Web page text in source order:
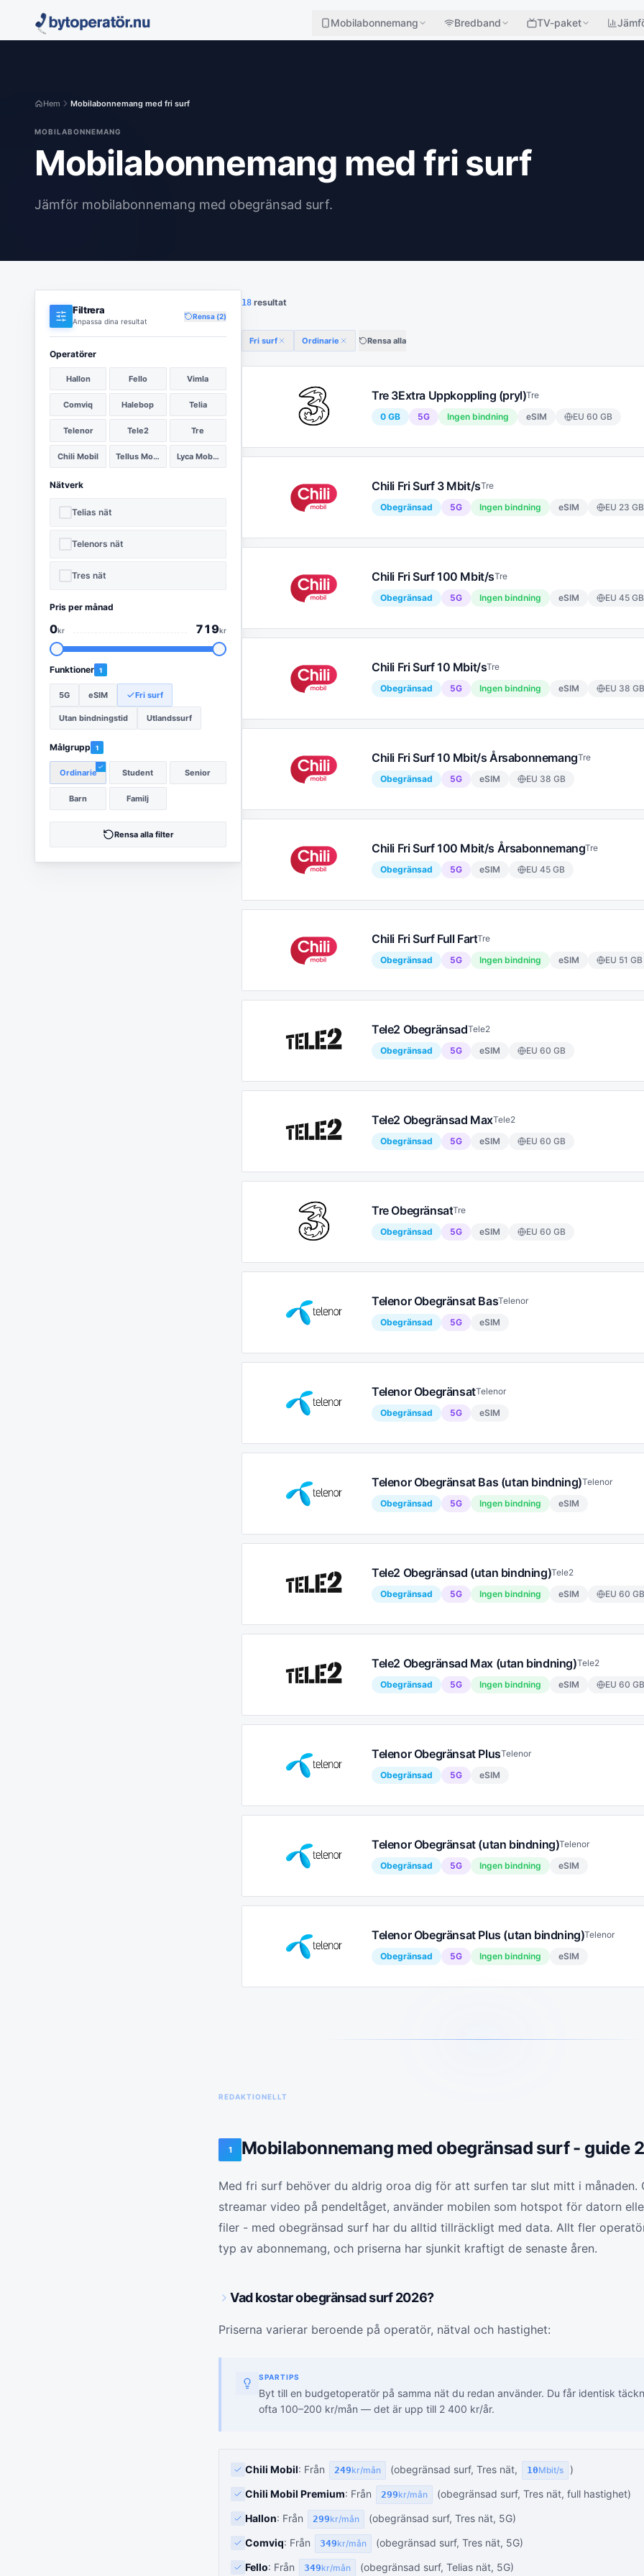
Mobilabonnemang Bredband TV-paket
Hem Mobilabonnemang med fri surf
MOBILABONNEMANG
Mobilabonnemang med fri surf
Jämför mobilabonnemang med obegränsad surf.
Filtrera
Anpassa dina resultat
Rensa (2)
Operatörer
Hallon Fello Vimla
Comviq Halebop Telia
Telenor Tele2 Tre
Chili Mobil Tellus Mobil Lyca Mobile
Nätverk
Telias nät
Telenors nät
Tres nät
Pris per månad
0kr 719kr
Funktioner 1
5G eSIM Fri surf
Utan bindningstid Utlandssurf
Målgrupp 1
Ordinarie Student Senior
Barn Familj
Rensa alla filter
18 resultat
Fri surf Ordinarie Rensa alla
Tre 3Extra Uppkoppling (pryl)Tre
0 GB
5G Ingen bindning eSIM EU 60 GB
Chili Fri Surf 3 Mbit/sTre
Obegränsad
5G Ingen bindning eSIM EU 23 GB
Chili Fri Surf 100 Mbit/sTre
Obegränsad
5G Ingen bindning eSIM EU 45 GB
Chili Fri Surf 10 Mbit/sTre
Obegränsad
5G Ingen bindning eSIM EU 38 GB
Chili Fri Surf 10 Mbit/s ÅrsabonnemangTre
Obegränsad
5G eSIM EU 38 GB
Chili Fri Surf 100 Mbit/s ÅrsabonnemangTre
Obegränsad
5G eSIM EU 45 GB
Chili Fri Surf Full FartTre
Obegränsad
5G Ingen bindning eSIM EU 51 GB
Tele2 ObegränsadTele2
Obegränsad
5G eSIM EU 60 GB
Tele2 Obegränsad MaxTele2
Obegränsad
5G eSIM EU 60 GB
Tre ObegränsatTre
Obegränsad
5G eSIM EU 60 GB
Telenor Obegränsat BasTelenor
Obegränsad
5G eSIM
Telenor ObegränsatTelenor
Obegränsad
5G eSIM
Telenor Obegränsat Bas (utan bindning)Telenor
Obegränsad
5G Ingen bindning eSIM
Tele2 Obegränsad (utan bindning)Tele2
Obegränsad
5G Ingen bindning eSIM EU 60 GB
Tele2 Obegränsad Max (utan bindning)Tele2
Obegränsad
5G Ingen bindning eSIM EU 60 GB
Telenor Obegränsat PlusTelenor
Obegränsad
5G eSIM
Telenor Obegränsat (utan bindning)Telenor
Obegränsad
5G Ingen bindning eSIM
Telenor Obegränsat Plus (utan bindning)Telenor
Obegränsad
5G Ingen bindning eSIM
REDAKTIONELLT
1 Mobilabonnemang med obegränsad surf - guide
Med fri surf behöver du aldrig oroa dig för att surfen tar slut mitt i månaden.
streamar video på pendeltåget, använder mobilen som hotspot för datorn
filer - med obegränsad surf har du alltid tillräckligt med data. Allt fler
typ av abonnemang, och priserna har sjunkit kraftigt de senaste åren.
Vad kostar obegränsad surf 2026?
Priserna varierar beroende på operatör, nätval och hastighet:
SPARTIPS
Byt till en budgetoperatör på samma nät du redan använder. Du får identisk
ofta 100–200 kr/mån — det är upp till 2 400 kr/år.
Chili Mobil: Från 249kr/mån (obegränsad surf, Tres nät, 10Mbit/s
)
Chili Mobil Premium: Från 299kr/mån
(obegränsad surf, Tres nät, full hastighet)
Hallon: Från 299kr/mån
(obegränsad surf, Tres nät, 5G)
Comviq: Från 349kr/mån
(obegränsad surf, Tres nät, 5G)
Fello: Från 349kr/mån (obegränsad surf, Telias nät, 5G)